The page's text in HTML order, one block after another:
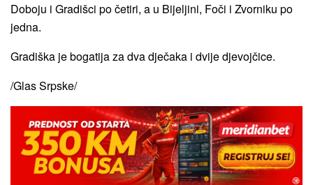
Doboju i Gradišci po četiri, a u Bijeljini, Foči i Zvorniku po
jedna.
Gradiška je bogatija za dva dječaka i dvije djevojčice.
/Glas Srpske/